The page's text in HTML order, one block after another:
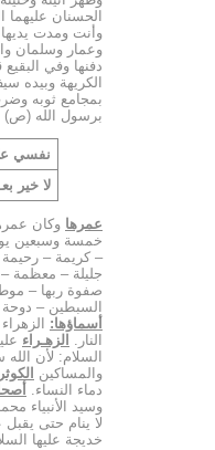
الحسنان
وأنت ومدت يديها
دفنها وفي
الكريهة وبيده
بمجامع ثوبه
برسول الله (ص)
نفسي
لا خير
عمرها وكان
خمسة وسبعين
– كريمة –
جليلة – معظمة –
صفوة ربها –
السبطين –
أسماؤها:
النار. الزهـراء
السلام: لأن
والمساكين الكوثر
دماء النساء.
وسيد الأنبياء
لا ينام حتى
خديجة عليها